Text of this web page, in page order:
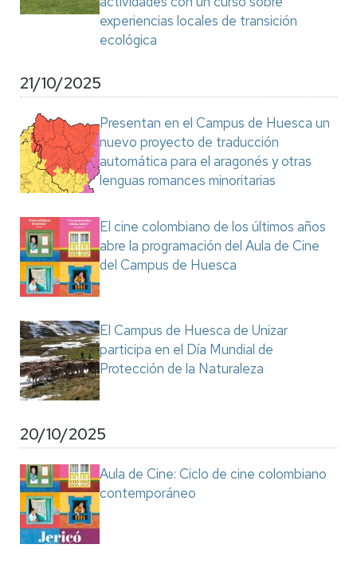
experiencias locales de transición
ecológica
21/10/2025
Presentan en el Campus de Huesca un
nuevo proyecto de traducción
automática para el aragonés y otras
lenguas romances minoritarias
El cine colombiano de los últimos años
abre la programación del Aula de Cine
del Campus de Huesca
El Campus de Huesca de Unizar
participa en el Día Mundial de
Protección de la Naturaleza
20/10/2025
Aula de Cine: Ciclo de cine colombiano
contemporáneo